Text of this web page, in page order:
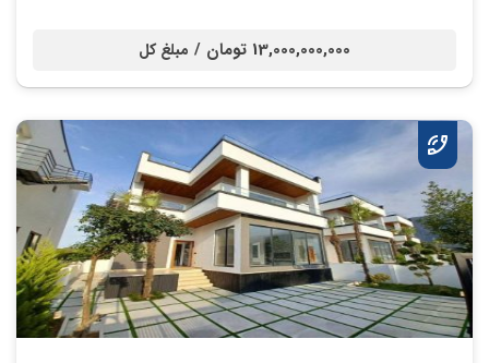
13,000,000,000 تومان / مبلغ کل